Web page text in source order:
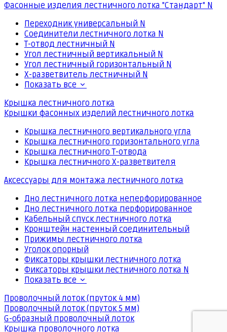
Фасонные изделия лестничного лотка "Стандарт" N
Переходник универсальный N
Соединители лестничного лотка N
Т-отвод лестничный N
Угол лестничный вертикальный N
Угол лестничный горизонтальный N
Х-разветвитель лестничный N
Показать все
Крышка лестничного лотка
Крышки фасонных изделий лестничного лотка
Крышка лестничного вертикального угла
Крышка лестничного горизонтального угла
Крышка лестничного Т-отвода
Крышка лестничного Х-разветвителя
Аксессуары для монтажа лестничного лотка
Дно лестничного лотка неперфорированное
Дно лестничного лотка перфорированное
Кабельный спуск лестничного лотка
Кронштейн настенный соединительный
Прижимы лестничного лотка
Уголок опорный
Фиксаторы крышки лестничного лотка
Фиксаторы крышки лестничного лотка N
Показать все
Проволочный лоток (пруток 4 мм)
Проволочный лоток (пруток 5 мм)
G-образный проволочный лоток
Крышка проволочного лотка